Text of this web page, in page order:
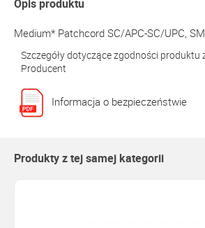
Opis produktu
Medium* Patchcord SC/APC-SC/UPC,
Szczegóły dotyczące zgodności produktu
Producent
Informacja o bezpieczeństwie
Produkty z tej samej kategorii